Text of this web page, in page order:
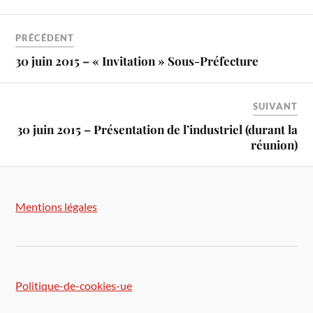
PRÉCÉDENT
30 juin 2015 – « Invitation » Sous-Préfecture
SUIVANT
30 juin 2015 – Présentation de l’industriel (durant la
réunion)
Mentions légales
Politique-de-cookies-ue